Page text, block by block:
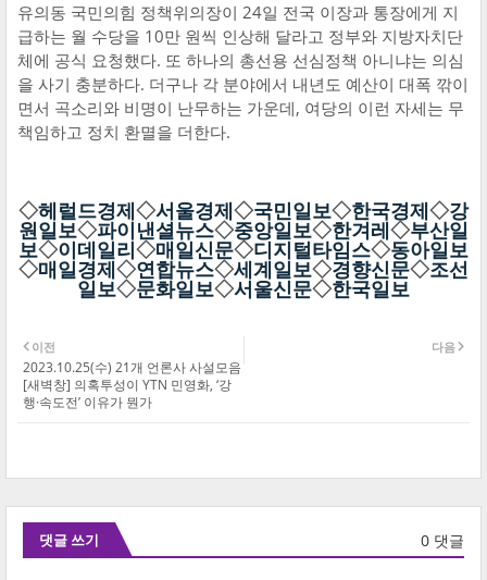
유의동 국민의힘 정책위의장이 24일 전국 이장과 통장에게 지
급하는 월 수당을 10만 원씩 인상해 달라고 정부와 지방자치단
체에 공식 요청했다. 또 하나의 총선용 선심정책 아니냐는 의심
을 사기 충분하다. 더구나 각 분야에서 내년도 예산이 대폭 깎이
면서 곡소리와 비명이 난무하는 가운데, 여당의 이런 자세는 무
책임하고 정치 환멸을 더한다.
◇헤럴드경제◇서울경제◇국민일보◇한국경제◇강
원일보◇파이낸셜뉴스◇중앙일보◇한겨레◇부산일
보◇이데일리◇매일신문◇디지털타임스◇동아일보
◇매일경제◇연합뉴스◇세계일보◇경향신문◇조선
일보◇문화일보◇서울신문◇한국일보
다음
이전
2023.10.25(수) 21개 언론사 사설모음
[새벽창] 의혹투성이 YTN 민영화, ‘강
행·속도전’ 이유가 뭔가
댓글 쓰기 0 댓글